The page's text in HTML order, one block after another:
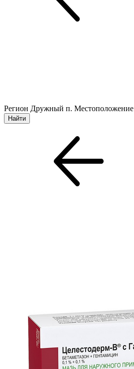
Регион Дружный п. Местоположение